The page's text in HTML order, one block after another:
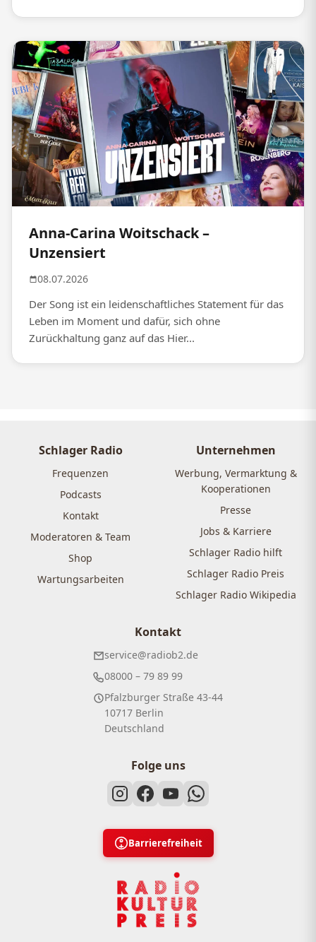
Anna-Carina Woitschack –
Unzensiert
08.07.2026
Der Song ist ein leidenschaftliches Statement für das
Leben im Moment und dafür, sich ohne
Zurückhaltung ganz auf das Hier...
Schlager Radio
Frequenzen
Podcasts
Kontakt
Moderatoren & Team
Shop
Wartungsarbeiten
Unternehmen
Werbung, Vermarktung &
Kooperationen
Presse
Jobs & Karriere
Schlager Radio hilft
Schlager Radio Preis
Schlager Radio Wikipedia
Kontakt
service@radiob2.de
08000 – 79 89 99
Pfalzburger Straße 43-44
10717 Berlin
Deutschland
Folge uns
Barrierefreiheit